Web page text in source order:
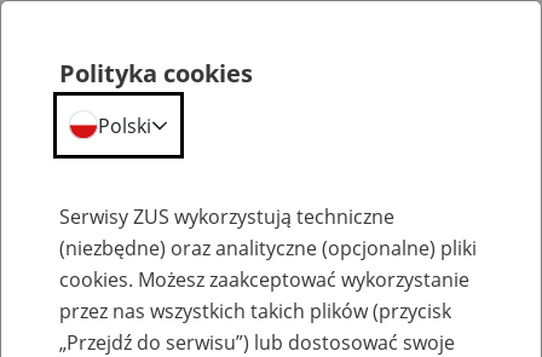
Aktualności
Polityka cookies
Polski
Serwisy ZUS wykorzystują techniczne
(niezbędne) oraz analityczne (opcjonalne) pliki
cookies. Możesz zaakceptować wykorzystanie
przez nas wszystkich takich plików (przycisk
„Przejdź do serwisu”) lub dostosować swoje